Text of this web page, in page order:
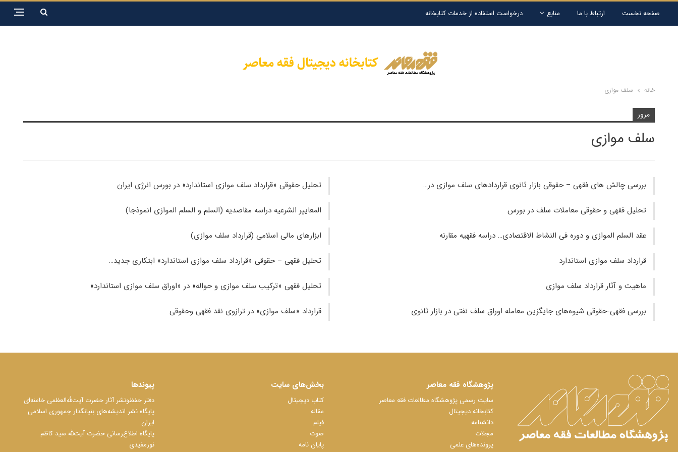
صفحه نخست ارتباط با ما منابع درخواست استفاده از خدمات کتابخانه
خانه سلف موازی
مرور
سلف موازی
بررسی چالش های فقهی – حقوقی بازار ثانوی قراردادهای سلف موازی در… تحلیل حقوقی «قرارداد سلف موازی استاندارد» در بورس انرژی ایران
تحلیل فقهی و حقوقی معاملات سلف در بورس المعاییر الشرعیه دراسه مقاصدیه (السلم و السلم الموازی انموذجا)
عقد السلم الموازی و دوره فی النشاط الاقتصادی… دراسه فقهیه مقارنه ابزارهای مالی اسلامی (قرارداد سلف موازی)
قرارداد سلف موازی استاندارد تحلیل فقهی – حقوقی «قرارداد سلف موازی استاندارد» ابتکاری جدید…
ماهیت و آثار قرارداد سلف موازی تحلیل فقهی «ترکیب سلف موازی و حواله» در «اوراق سلف موازی استاندارد»
بررسی فقهی-حقوقی شیوه‌های جایگزین معامله اوراق سلف نفتی در بازار ثانوی قرارداد «سلف موازی» در ترازوی نقد فقهی وحقوقی
پژوهشگاه فقه معاصر
سایت رسمی پژوهشگاه مطالعات فقه معاصر
کتابخانه دیجیتال
دانشنامه
مجلات
پرونده‌های علمی
بخش‌های سایت
کتاب دیجیتال
مقاله
فیلم
صوت
پایان نامه
پیوندها
دفتر حفظ‌‌‌ونشر آثار حضرت آیت‌ﷲ‌العظمی خامنه‌ای
پایگاه نشر اندیشه‌های بنیانگذار جمهوری اسلامی
ایران
پایگاه اطلاع‌رسانی حضرت آیت‌ﷲ سید کاظم
نورمفیدی